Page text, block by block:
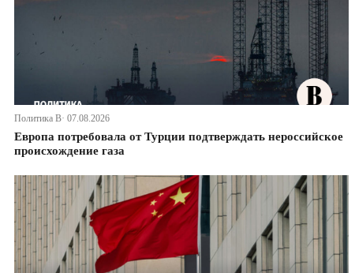
Политика В· 07.08.2026
Европа потребовала от Турции подтверждать нероссийское
происхождение газа